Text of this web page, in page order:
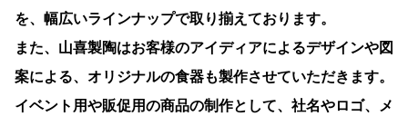
を、幅広いラインナップで取り揃えております。
また、山喜製陶はお客様のアイディアによるデザインや図
案による、オリジナルの食器も製作させていただきます。
イベント用や販促用の商品の制作として、社名やロゴ、メ